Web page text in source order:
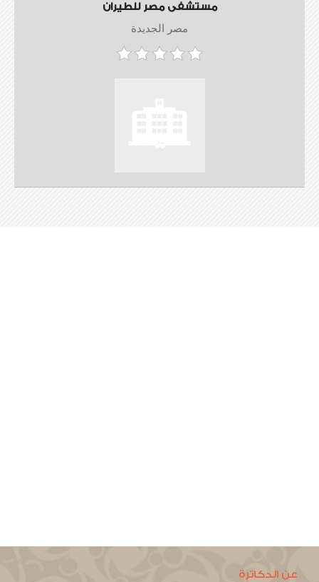
مستشفى مصر للطيران
مصر الجديدة
عن الدكاترة